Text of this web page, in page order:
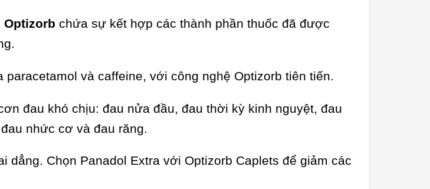
Optizorb chứa sự kết hợp các thành phần thuốc đã được
paracetamol và caffeine, với công nghệ Optizorb tiên tiến.
đau khó chịu: đau nửa đầu, đau thời kỳ kinh nguyệt, đau
nhức cơ và đau răng.
dẳng. Chọn Panadol Extra với Optizorb Caplets để giảm các